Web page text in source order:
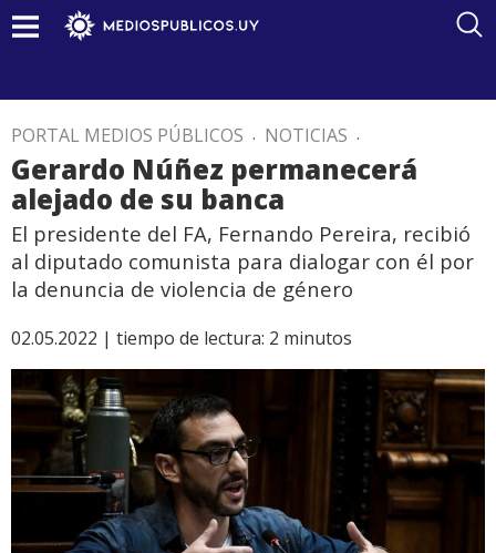
PORTAL MEDIOS PÚBLICOS . NOTICIAS .
Gerardo Núñez permanecerá
alejado de su banca
El presidente del FA, Fernando Pereira, recibió
al diputado comunista para dialogar con él por
la denuncia de violencia de género
02.05.2022 | tiempo de lectura: 2 minutos